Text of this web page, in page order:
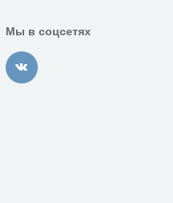
Мы в соцсетях